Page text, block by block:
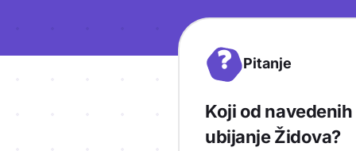
? Pitanje
Koji od
ubijanje Židova?